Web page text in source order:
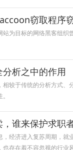
窃取程序
为目标的网络黑客组织
析之中的作用
较于传统的分析方式
谁来保护求职
经济进入复苏周期，就
存在着不容忽视的行业风